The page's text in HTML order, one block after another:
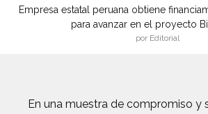
Empresa estatal peruana obtiene
para avanzar en el proyecto
por Editorial
En una muestra de compromiso y